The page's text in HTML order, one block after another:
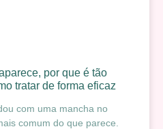
por que é tão
tratar de forma eficaz
com uma mancha no
comum do que parece.